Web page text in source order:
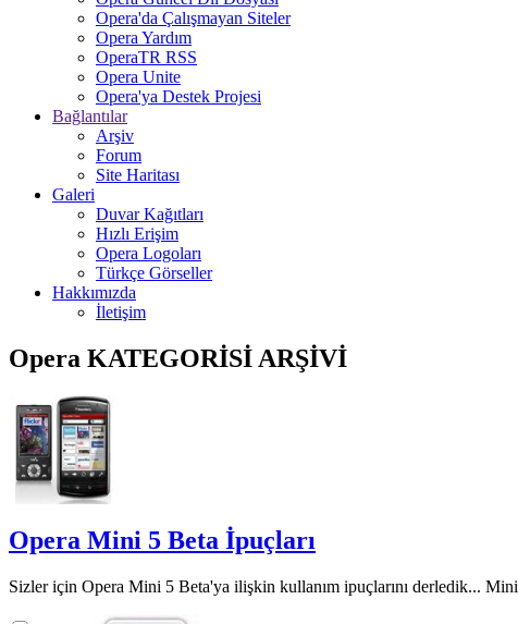
Opera'da Çalışmayan Siteler
Opera Yardım
OperaTR RSS
Opera Unite
Opera'ya Destek Projesi
Bağlantılar
Arşiv
Forum
Site Haritası
Galeri
Duvar Kağıtları
Hızlı Erişim
Opera Logoları
Türkçe Görseller
Hakkımızda
İletişim
Opera KATEGORİSİ ARŞİVİ
Opera Mini 5 Beta İpuçları
Sizler için Opera Mini 5 Beta'ya ilişkin kullanım ipuçlarını derledik...